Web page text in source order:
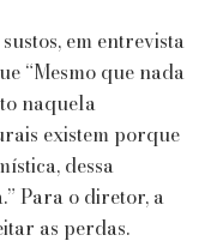
em entrevista
“Mesmo que nada
naquela
existem porque
dessa
Para o diretor, a
as perdas.